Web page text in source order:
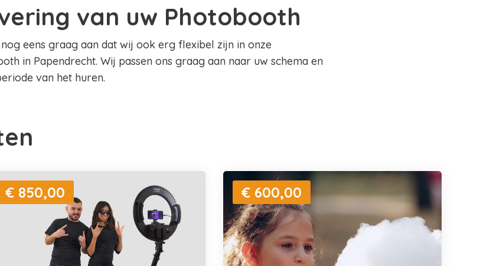
van uw Photobooth
eens graag aan dat wij ook erg flexibel zijn in onze
in Papendrecht. Wij passen ons graag aan naar uw schema en
van het huren.
€ 850,00 € 600,00